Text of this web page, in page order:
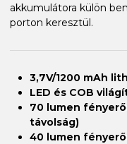
akkumulátora külön
porton keresztül.
3,7V/1200 mAh
LED és COB
70 lumen
távolság)
40 lumen